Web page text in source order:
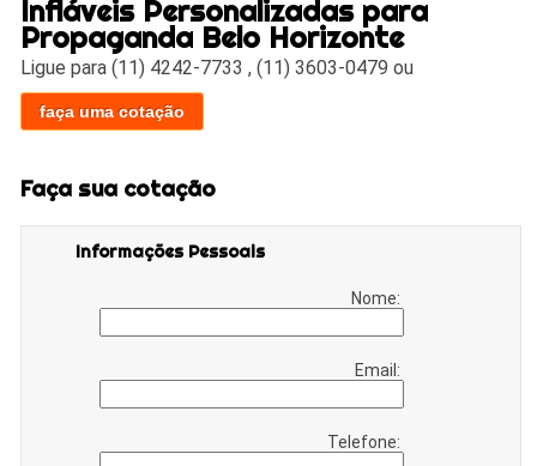
Infláveis Personalizadas para
Propaganda Belo Horizonte
Ligue para(11) 4242-7733 ,(11) 3603-0479 ou
faça uma cotação
Faça sua cotação
Informações Pessoais
Nome:
Email:
Telefone: